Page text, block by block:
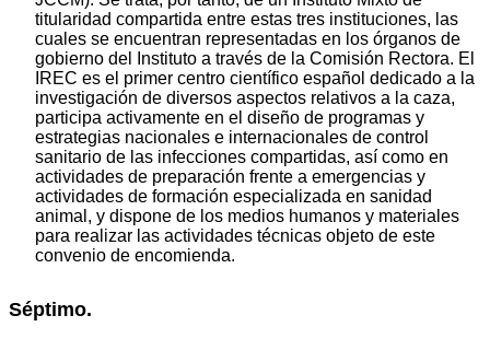
titularidad compartida entre estas tres instituciones, las
cuales se encuentran representadas en los órganos de
gobierno del Instituto a través de la Comisión Rectora. El
IREC es el primer centro científico español dedicado a la
investigación de diversos aspectos relativos a la caza,
participa activamente en el diseño de programas y
estrategias nacionales e internacionales de control
sanitario de las infecciones compartidas, así como en
actividades de preparación frente a emergencias y
actividades de formación especializada en sanidad
animal, y dispone de los medios humanos y materiales
para realizar las actividades técnicas objeto de este
convenio de encomienda.
Séptimo.